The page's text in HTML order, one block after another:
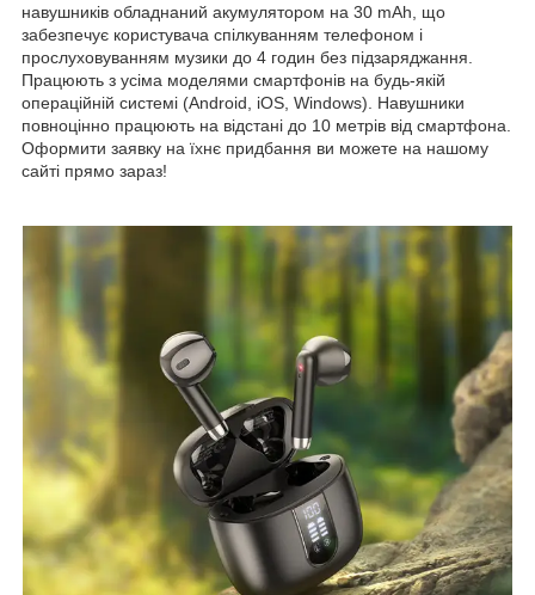
навушників обладнаний акумулятором на 30 mAh, що
забезпечує користувача спілкуванням телефоном і
прослуховуванням музики до 4 годин без підзаряджання.
Працюють з усіма моделями смартфонів на будь-якій
операційній системі (Android, iOS, Windows). Навушники
повноцінно працюють на відстані до 10 метрів від смартфона.
Оформити заявку на їхнє придбання ви можете на нашому
сайті прямо зараз!